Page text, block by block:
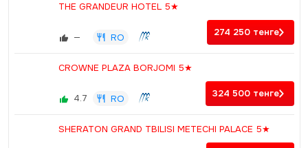
THE GRANDEUR HOTEL 5★
— RO 274 250 тенге
CROWNE PLAZA BORJOMI 5★
4.7 RO 324 500 тенге
SHERATON GRAND TBILISI METECHI PALACE 5★